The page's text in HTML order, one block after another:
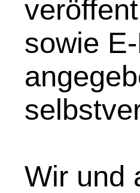
sowie
Wir und